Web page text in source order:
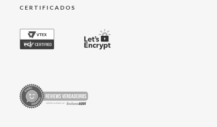
CERTIFICADOS